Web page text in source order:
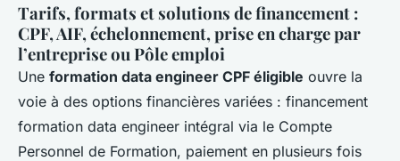
Tarifs, formats et solutions de financement :
CPF, AIF, échelonnement, prise en charge par
l’entreprise ou Pôle emploi
Une formation data engineer CPF éligible ouvre la
voie à des options financières variées : financement
formation data engineer intégral via le Compte
Personnel de Formation, paiement en plusieurs fois